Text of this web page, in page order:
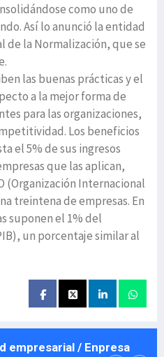
como uno de
Así lo anunció la entidad
de la Normalización, que se
las buenas prácticas y el
a la mejor forma de
para las organizaciones,
Los beneficios
el 5% de sus ingresos
que las aplican,
(Organización Internacional
treintena de empresas. En
suponen el 1% del
un porcentaje similar al
empresarial / Enpresa